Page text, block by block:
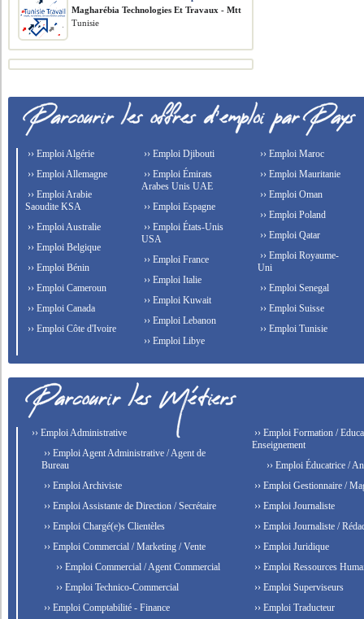
Magharébia Technologies Et Travaux - Mtt
Tunisie
›› Emploi Algérie
›› Emploi Allemagne
›› Emploi Arabie
Saoudite KSA
›› Emploi Australie
›› Emploi Belgique
›› Emploi Bénin
›› Emploi Cameroun
›› Emploi Canada
›› Emploi Côte d'Ivoire
›› Emploi Djibouti
›› Emploi Émirats
Arabes Unis UAE
›› Emploi Espagne
›› Emploi États-Unis
USA
›› Emploi France
›› Emploi Italie
›› Emploi Kuwait
›› Emploi Lebanon
›› Emploi Libye
›› Emploi Maroc
›› Emploi Mauritanie
›› Emploi Oman
›› Emploi Poland
›› Emploi Qatar
›› Emploi Royaume-
Uni
›› Emploi Senegal
›› Emploi Suisse
›› Emploi Tunisie
›› Emploi Administrative
›› Emploi Agent Administrative / Agent de
Bureau
›› Emploi Archiviste
›› Emploi Assistante de Direction / Secrétaire
›› Emploi Chargé(e)s Clientèles
›› Emploi Commercial / Marketing / Vente
›› Emploi Commercial / Agent Commercial
›› Emploi Technico-Commercial
›› Emploi Comptabilité - Finance
›› Emploi Formation /
Enseignement
›› Emploi Éducatrice /
›› Emploi Gestionnaire /
›› Emploi Journaliste
›› Emploi Journaliste /
›› Emploi Juridique
›› Emploi Ressources
›› Emploi Superviseurs
›› Emploi Traducteur